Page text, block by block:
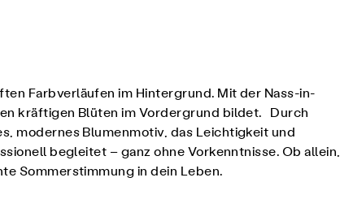
Farbverläufen im Hintergrund. Mit der Nass-in-
kräftigen Blüten im Vordergrund bildet. Durch
modernes Blumenmotiv, das Leichtigkeit und
begleitet – ganz ohne Vorkenntnisse. Ob allein,
Sommerstimmung in dein Leben.